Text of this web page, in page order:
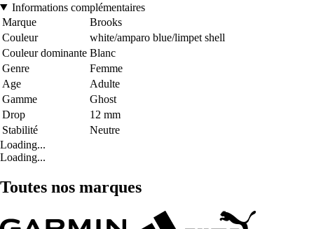
Informations complémentaires
Marque
Brooks
Couleur
white/amparo blue/limpet shell
Couleur dominante Blanc
Genre
Femme
Age
Adulte
Gamme
Ghost
Drop
12 mm
Stabilité
Neutre
Loading...
Loading...
Toutes nos marques